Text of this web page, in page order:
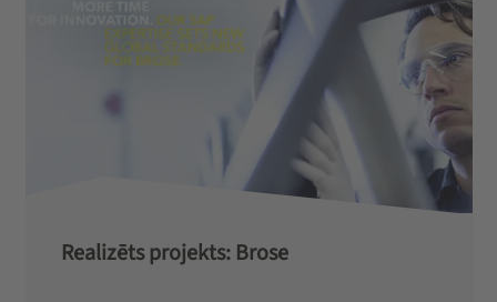
Realizēts projekts: Brose